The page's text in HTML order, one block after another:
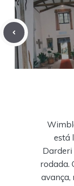
está
Darderi
rodada.
avança,